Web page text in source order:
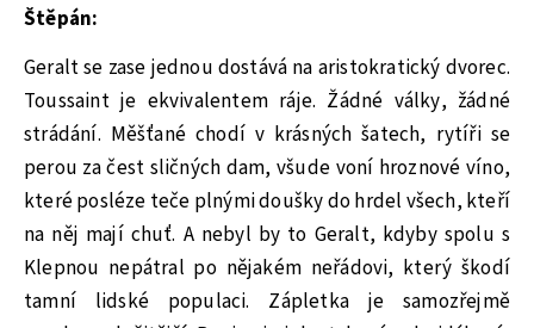
Štěpán:
Geralt se zase jednou dostává na aristokratický dvorec.
Toussaint je ekvivalentem ráje. Žádné války, žádné
strádání. Měšťané chodí v krásných šatech, rytíři se
perou za čest sličných dam, všude voní hroznové víno,
které posléze teče plnými doušky do hrdel všech, kteří
na něj mají chuť. A nebyl by to Geralt, kdyby spolu s
Klepnou nepátral po nějakém neřádovi, který škodí
tamní lidské populaci. Zápletka je samozřejmě